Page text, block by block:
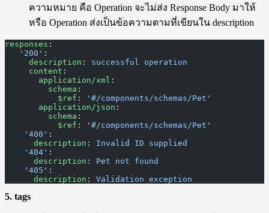
ความหมาย คือ Operation จะไม่ส่ง Response Body มาให้
หรือ Operation ส่งเป็นข้อความตามที่เขียนใน description
responses :
   '200'
:
     description
: successful operation
     content
:
       application/xml
:
         schema
:
           $ref
:
'#/components/schemas/Pet'
       application/json
:
         schema
:
           $ref
:
'#/components/schemas/Pet'
    '400'
:
      description
: Invalid ID supplied
    '404'
:
      description
: Pet not found
    '405'
:
      description
: Validation exception
5. tags